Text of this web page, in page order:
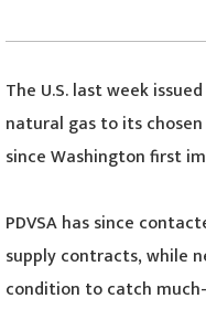
The U.S. last week
natural gas to its
since Washington first
PDVSA has since
supply contracts, while
condition to catch